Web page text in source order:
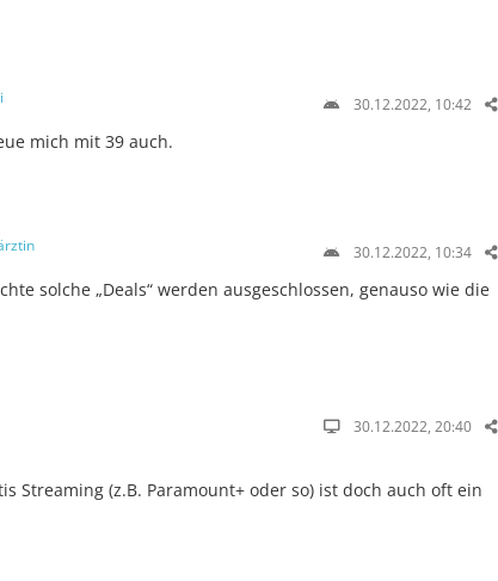
30.12.2022, 10:42
mich mit 39 auch.
30.12.2022, 10:34
solche „Deals“ werden ausgeschlossen, genauso wie die
30.12.2022, 20:40
Streaming (z.B. Paramount+ oder so) ist doch auch oft ein